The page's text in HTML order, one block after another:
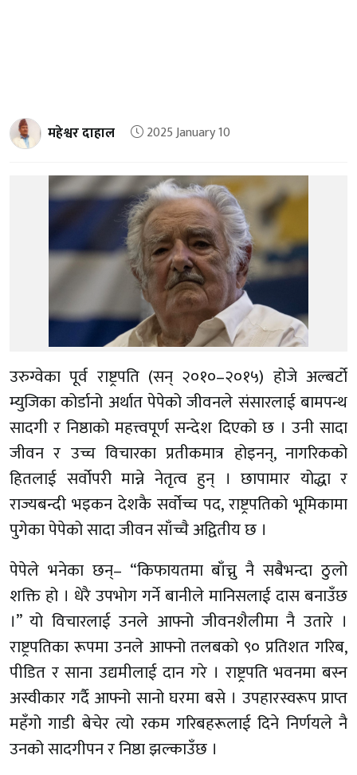
महेश्वर दाहाल 2025 January 10
उरुग्वेका पूर्व राष्ट्रपति (सन् २०१०–२०१५) होजे अल्बर्टो
म्युजिका कोर्डानो अर्थात पेपेको जीवनले संसारलाई बामपन्थ
सादगी र निष्ठाको महत्त्वपूर्ण सन्देश दिएको छ । उनी सादा
जीवन र उच्च विचारका प्रतीकमात्र होइनन्, नागरिकको
हितलाई सर्वोपरी मान्ने नेतृत्व हुन् । छापामार योद्धा र
राज्यबन्दी भइकन देशकै सर्वोच्च पद, राष्ट्रपतिको भूमिकामा
पुगेका पेपेको सादा जीवन साँच्चै अद्वितीय छ ।
पेपेले भनेका छन्– “किफायतमा बाँच्नु नै सबैभन्दा ठुलो
शक्ति हो । धेरै उपभोग गर्ने बानीले मानिसलाई दास बनाउँछ
।” यो विचारलाई उनले आफ्नो जीवनशैलीमा नै उतारे ।
राष्ट्रपतिका रूपमा उनले आफ्नो तलबको ९० प्रतिशत गरिब,
पीडित र साना उद्यमीलाई दान गरे । राष्ट्रपति भवनमा बस्न
अस्वीकार गर्दै आफ्नो सानो घरमा बसे । उपहारस्वरूप प्राप्त
महँगो गाडी बेचेर त्यो रकम गरिबहरूलाई दिने निर्णयले नै
उनको सादगीपन र निष्ठा झल्काउँछ ।